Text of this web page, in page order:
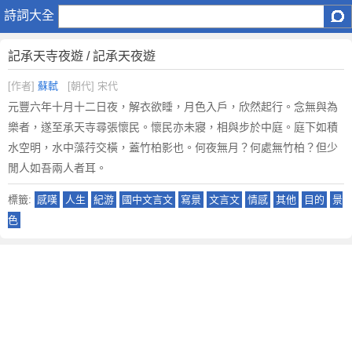
詩詞大全
記
寺
夜
遊
記
承
天
夜
遊
原
記承天寺夜遊 / 記承天夜遊
[作者] 蘇軾 [朝代] 宋代
元豐六年十月十二日夜，解衣欲睡，月色入戶，欣然起行。念無與為
樂者，遂至承天寺尋張懷民。懷民亦未寢，相與步於中庭。庭下如積
水空明，水中藻荇交橫，蓋竹柏影也。何夜無月？何處無竹柏？但少
閒人如吾兩人者耳。
標籤: 感嘆 人生 紀游 國中文言文 寫景 文言文 情感 其他 目的
景
色